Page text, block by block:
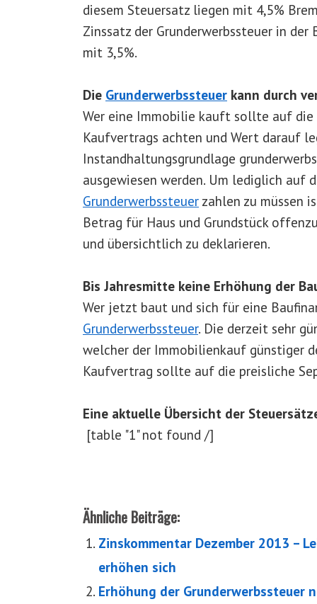
diesem Steuersatz liegen mit 4,5%
Zinssatz der Grunderwerbssteuer in
mit 3,5%.
Die Grunderwerbssteuer kann durch
Wer eine Immobilie kauft sollte auf die
Kaufvertrags achten und Wert darauf
Instandhaltungsgrundlage
ausgewiesen werden. Um lediglich auf
Grunderwerbssteuer zahlen zu müssen
Betrag für Haus und Grundstück
und übersichtlich zu deklarieren.
Bis Jahresmitte keine Erhöhung der
Wer jetzt baut und sich für eine
Grunderwerbssteuer. Die derzeit sehr
welcher der Immobilienkauf günstiger
Kaufvertrag sollte auf die preisliche
Eine aktuelle Übersicht der
[table "1" not found /]
Ähnliche Beiträge:
Zinskommentar Dezember 2013 –
erhöhen sich
Erhöhung der Grunderwerbssteuer